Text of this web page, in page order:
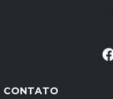
CONTATO